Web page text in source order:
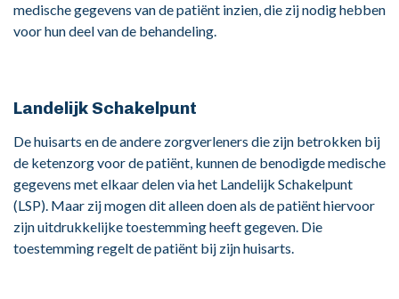
medische gegevens van de patiënt inzien, die zij nodig hebben
voor hun deel van de behandeling.
Landelijk Schakelpunt
De huisarts en de andere zorgverleners die zijn betrokken bij
de ketenzorg voor de patiënt, kunnen de benodigde medische
gegevens met elkaar delen via het Landelijk Schakelpunt
(LSP). Maar zij mogen dit alleen doen als de patiënt hiervoor
zijn uitdrukkelijke toestemming heeft gegeven. Die
toestemming regelt de patiënt bij zijn huisarts.